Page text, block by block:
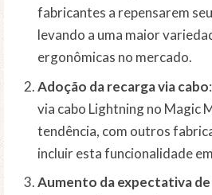
fabricantes a repensarem
levando a uma maior
ergonômicas no mercado.
Adoção da recarga via cabo
via cabo Lightning no Magic
tendência, com outros
incluir esta funcionalidade
Aumento da expectativa